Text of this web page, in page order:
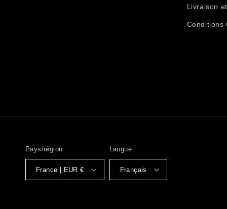
Livraison
Conditions
Pays/région
France | EUR €
Langue
Français